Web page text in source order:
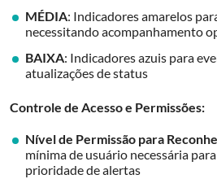
MÉDIA: Indicadores amarelos
necessitando acompanhamento
BAIXA: Indicadores azuis para
atualizações de status
Controle de Acesso e Permissões:
Nível de Permissão para
mínima de usuário necessária
prioridade de alertas